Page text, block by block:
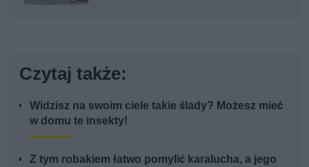
Czytaj także:
Widzisz na swoim ciele takie ślady? Możesz mieć
w domu te insekty!
Z tym robakiem łatwo pomylić karalucha, a jego